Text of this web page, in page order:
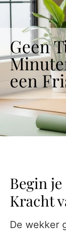
Geen
een
Begin
Kracht
De wekker